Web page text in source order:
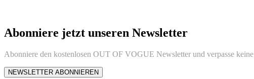
Abonniere jetzt unseren Newsletter
Abonniere den kostenlosen OUT OF VOGUE Newsletter und verpasse
NEWSLETTER ABONNIEREN